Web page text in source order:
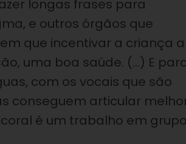
longas frases para
e outros órgãos que
que incentivar a criança a
uma boa saúde. (…) E
com os vocais que são
conseguem articular
é um trabalho em